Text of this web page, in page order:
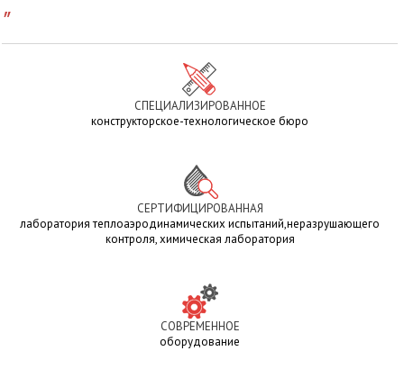
"
СПЕЦИАЛИЗИРОВАННОЕ
конструкторское-технологическое бюро
СЕРТИФИЦИРОВАННАЯ
лаборатория теплоаэродинамических испытаний,неразрушающего
контроля, химическая лаборатория
СОВРЕМЕННОЕ
оборудование